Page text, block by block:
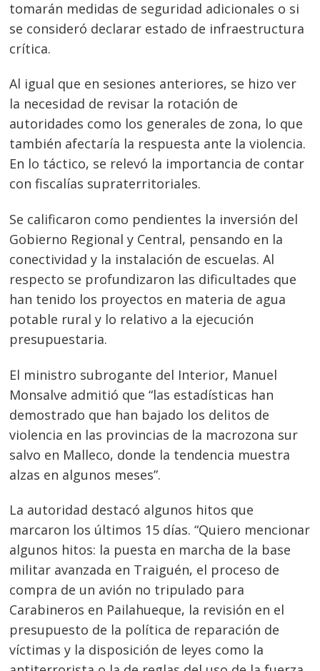
tomarán medidas de seguridad adicionales o si
se consideró declarar estado de infraestructura
crítica.
Al igual que en sesiones anteriores, se hizo ver
la necesidad de revisar la rotación de
autoridades como los generales de zona, lo que
también afectaría la respuesta ante la violencia.
En lo táctico, se relevó la importancia de contar
con fiscalías supraterritoriales.
Se calificaron como pendientes la inversión del
Gobierno Regional y Central, pensando en la
conectividad y la instalación de escuelas. Al
respecto se profundizaron las dificultades que
han tenido los proyectos en materia de agua
potable rural y lo relativo a la ejecución
presupuestaria.
El ministro subrogante del Interior, Manuel
Monsalve admitió que “las estadísticas han
demostrado que han bajado los delitos de
violencia en las provincias de la macrozona sur
salvo en Malleco, donde la tendencia muestra
alzas en algunos meses”.
La autoridad destacó algunos hitos que
marcaron los últimos 15 días. “Quiero mencionar
algunos hitos: la puesta en marcha de la base
militar avanzada en Traiguén, el proceso de
compra de un avión no tripulado para
Carabineros en Pailahueque, la revisión en el
presupuesto de la política de reparación de
víctimas y la disposición de leyes como la